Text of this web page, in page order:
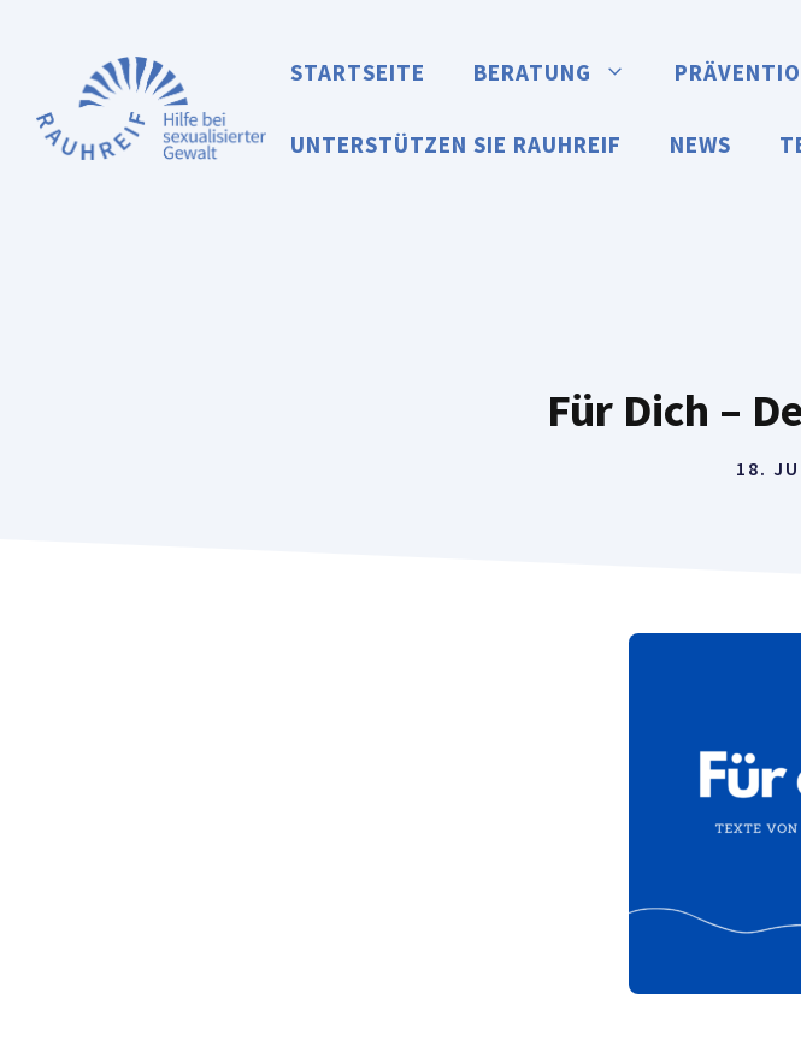
springen
STARTSEITE BERATUNG
UNTERSTÜTZEN SIE RAUHREIF NEWS
Für Dich –
18.